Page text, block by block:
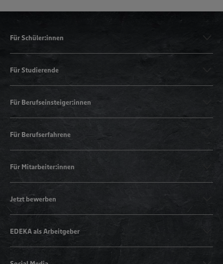
Für Schüler:innen
Für Studierende
Für Berufseinsteiger:innen
Für Berufserfahrene
Für Mitarbeiter:innen
Jetzt bewerben
EDEKA als Arbeitgeber